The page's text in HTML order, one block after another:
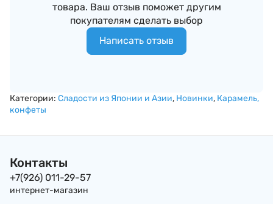
товара. Ваш отзыв поможет другим
покупателям сделать выбор
Написать отзыв
Категории: Сладости из Японии и Азии, Новинки, Карамель,
конфеты
Контакты
+7(926) 011-29-57
интернет-магазин